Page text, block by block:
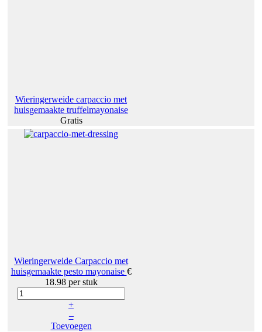
Wieringerweide carpaccio met
huisgemaakte truffelmayonaise
Gratis
Wieringerweide Carpaccio met
huisgemaakte pesto mayonaise €
18.98per stuk
+
–
Toevoegen